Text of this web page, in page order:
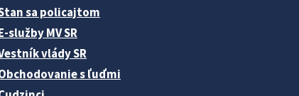
sa policajtom
služby MV SR
vlády SR
s ľuďmi